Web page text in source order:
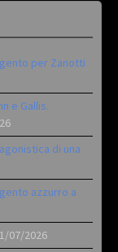
per Zanotti
e Gallis.
di una
azzurro a
07/2026